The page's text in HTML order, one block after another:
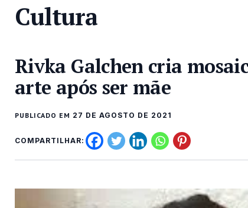
Cultura
Rivka Galchen cria
arte após ser mãe
PUBLICADO EM 27 DE AGOSTO DE 2021
COMPARTILHAR: